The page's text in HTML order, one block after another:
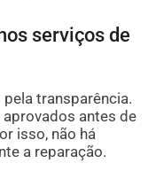
serviços de
pela transparência.
antes de
isso, não há
a reparação.